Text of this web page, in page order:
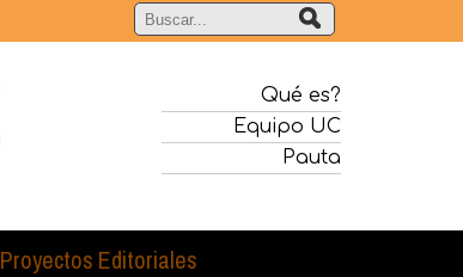
Qué es?
Equipo UC
Pauta
Proyectos Editoriales